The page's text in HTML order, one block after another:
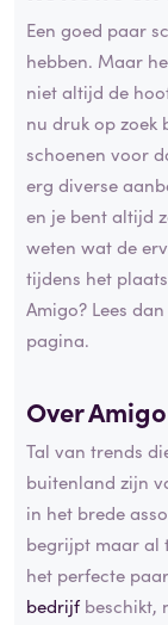
Een goed paar
hebben. Maar
niet altijd de
nu druk op
schoenen voor
erg diverse
en je bent altijd
weten wat de
tijdens het
Amigo? Lees
pagina.
Over Amigo
Tal van trends
buitenland zijn
in het brede
begrijpt maar al
het perfecte
bedrijf beschikt,